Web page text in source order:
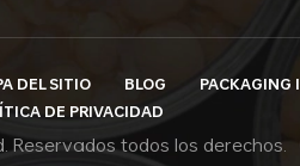
DEL SITIO BLOG PACKAGING
DE PRIVACIDAD
Reservados todos los derechos.